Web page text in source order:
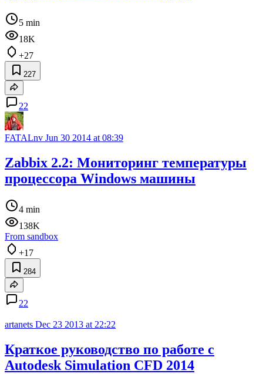
5 min
18K
+27
227
22
FATALnv Jun 30 2014 at 08:39
Zabbix 2.2: Мониторинг температуры
процессора Windows машины
4 min
138K
From sandbox
+17
284
22
artanets Dec 23 2013 at 22:22
Краткое руководство по работе с
Autodesk Simulation CFD 2014